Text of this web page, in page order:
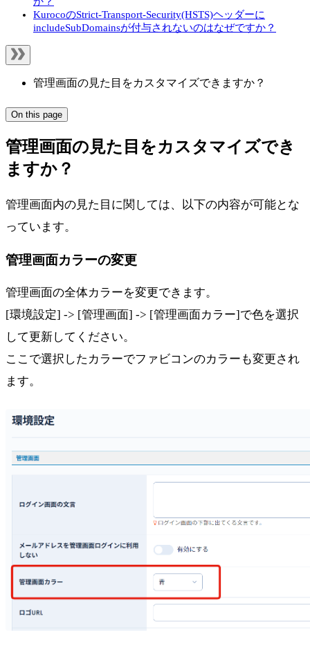
KurocoのStrict-Transport-Security(HSTS)ヘッダーに
includeSubDomainsが付与されないのはなぜですか？
管理画面の見た目をカスタマイズできますか？
On this page
管理画面の見た目をカスタマイズでき
ますか？
管理画面内の見た目に関しては、以下の内容が可能とな
っています。
管理画面カラーの変更
管理画面の全体カラーを変更できます。
[環境設定] -> [管理画面] -> [管理画面カラー]で色を選択
して更新してください。
ここで選択したカラーでファビコンのカラーも変更され
ます。